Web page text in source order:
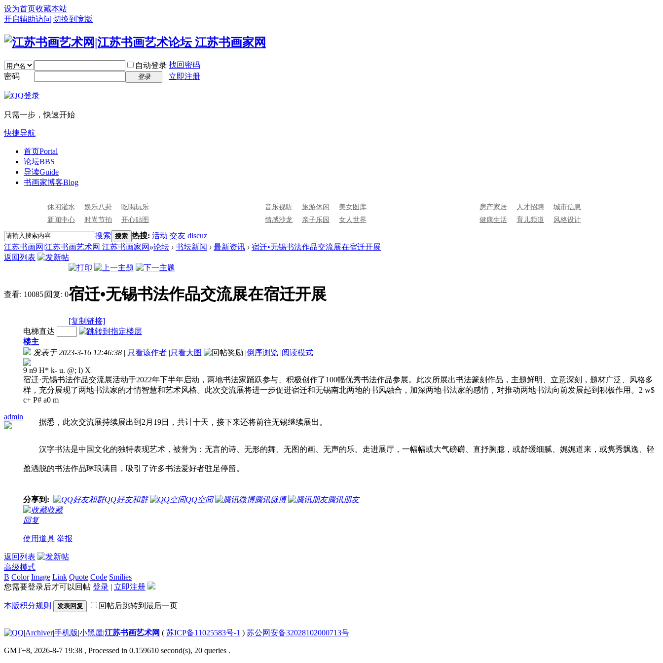
设为首页收藏本站
开启辅助访问 切换到宽版
自动登录 找回密码
密码
登录 立即注册
只需一步，快速开始
快捷导航
首页Portal
论坛BBS
导读Guide
书画家博客Blog
休闲灌水 娱乐八卦
吃喝玩乐
新闻中心
时尚节拍 开心贴图
音乐视听 旅游休闲
美女图库
情感沙龙
亲子乐园 女人世界
房产家居 人才招聘
城市信息
健康生活
育儿频道 风格设计
搜索 搜索 热搜: 活动 交友 discuz
江苏书画网|江苏书画艺术网 江苏书画家网 »论坛 › 书坛新闻 › 最新资讯 › 宿迁•无锡书法作品交流展在宿迁开展
返回列表
查看: 10085|回复: 0宿迁•无锡书法作品交流展在宿迁开展
[复制链接]
admin
电梯直达
楼主
发表于 2023-3-16 12:46:38 | 只看该作者 |只看大图 |倒序浏览 |阅读模式
9 n9 H* k- u. @; l) X
宿迁·无锡书法作品交流展活动于2022年下半年启动，两地书法家踊跃参与、积极创作了100幅优秀书法作品参展。此次所展出书法篆刻作品，主题鲜明、立意深刻，题材广泛、风格多
样，充分展现了两地书法家的才情智慧和艺术风格。此次交流展将进一步促进宿迁和无锡南北两地的书风融合，加深两地书法家的感情，对推动两地书法向前发展起到积极作用。 2 w$
c+ P# a0 m
据悉，此次交流展持续展出到2月19日，共计十天，接下来还将前往无锡继续展出。
汉字书法是中国文化的独特表现艺术，被誉为：无言的诗、无形的舞、无图的画、无声的乐。走进展厅，一幅幅或大气磅礴、直抒胸臆，或舒缓细腻、娓娓道来，或隽秀飘逸、轻
盈洒脱的书法作品琳琅满目，吸引了许多书法爱好者驻足停留。
分享到: QQ好友和群 QQ空间 腾讯微博
腾讯朋友
收藏
回复
使用道具 举报
返回列表
高级模式
B Color Image Link Quote Code Smilies
您需要登录后才可以回帖 登录 | 立即注册
本版积分规则 发表回复 回帖后跳转到最后一页
|Archiver|手机版|小黑屋|江苏书画艺术网 ( 苏ICP备11025583号-1 ) 苏公网安备32028102000713号
GMT+8, 2026-8-7 19:38 , Processed in 0.159610 second(s), 20 queries .